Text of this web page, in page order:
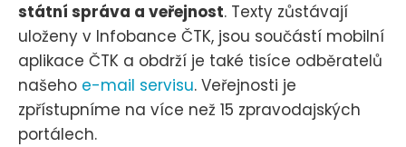
státní správa a veřejnost. Texty zůstávají
uloženy v Infobance ČTK, jsou součástí mobilní
aplikace ČTK a obdrží je také tisíce odběratelů
našeho e-mail servisu. Veřejnosti je
zpřístupníme na více než 15 zpravodajských
portálech.